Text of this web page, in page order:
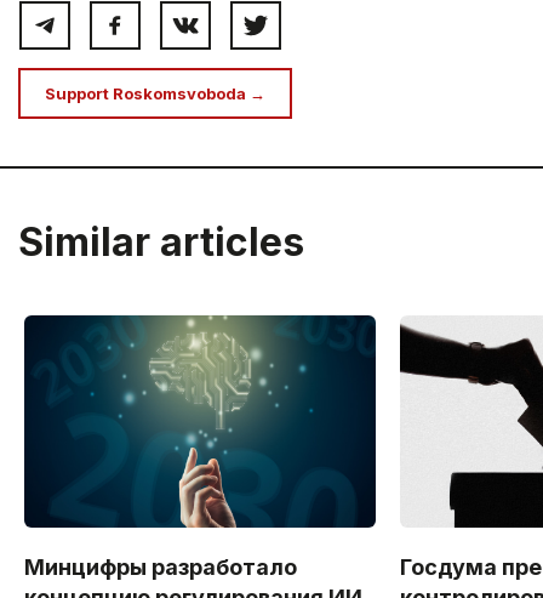
Support Roskomsvoboda →
Similar articles
Минцифры разработало
Госдума